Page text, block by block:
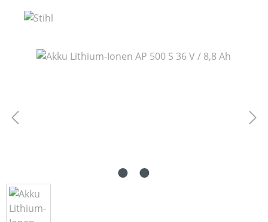
Bildergalerie überspringen